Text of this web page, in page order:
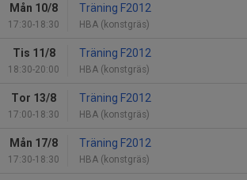
Mån 10/8
17:30-18:30
Träning F2012
HBA (konstgräs)
Tis 11/8
18:30-20:00
Träning F2012
HBA (konstgräs)
Tor 13/8
17:00-18:30
Träning F2012
HBA (konstgräs)
Mån 17/8
17:30-18:30
Träning F2012
HBA (konstgräs)